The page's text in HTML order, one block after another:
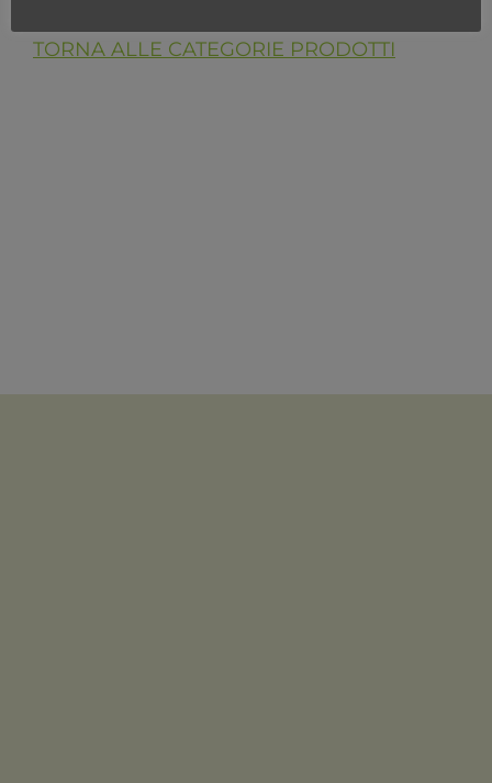
TORNA ALLE CATEGORIE PRODOTTI